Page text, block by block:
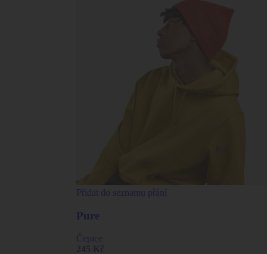
Přidat do seznamu přání
Pure
Čepice